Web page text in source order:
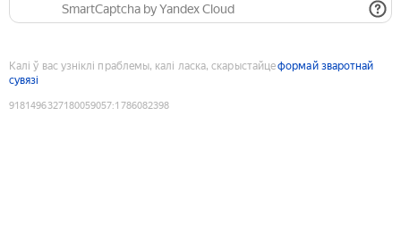
SmartCaptcha by Yandex Cloud
Калі ў вас узніклі праблемы, калі ласка, скарыстайцеформай зваротнай
сувязі
9181496327180059057:1786082398